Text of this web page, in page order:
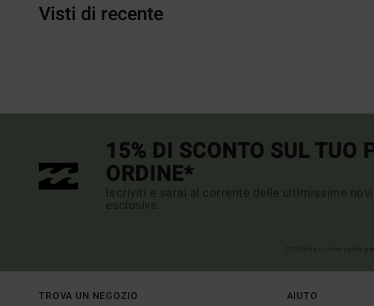
Visti di recente
15% DI SCONTO SUL TUO
ORDINE*
Iscriviti e sarai al corrente delle ultimissime
esclusive.
TROVA UN NEGOZIO AIUTO